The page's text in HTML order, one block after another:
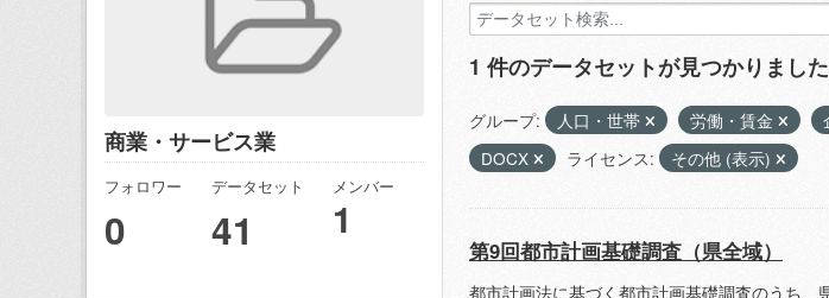
商業・サービス業
フォロワー
0
データセット
41
メンバー
1
1 件のデータセットが見つかりました
グループ: 人口・世帯 労働・賃金
DOCX
ライセンス: その他 (表示)
第9回都市計画基礎調査（県全域）
都市計画法に基づく都市計画基礎調査のうち